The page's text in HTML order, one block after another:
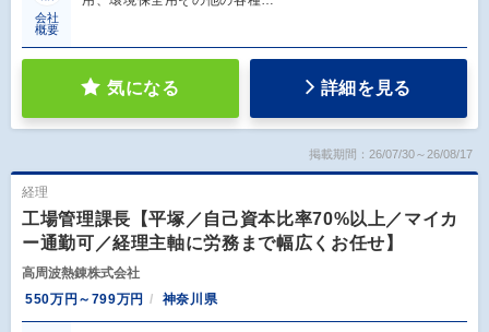
会社
概要
気になる 詳細を見る
掲載期間：26/07/30～26/08/17
経理
工場管理課長【平塚／自己資本比率70%以上／マイカ
ー通勤可／経理主軸に労務まで幅広くお任せ】
高周波熱錬株式会社
550万円～799万円
神奈川県